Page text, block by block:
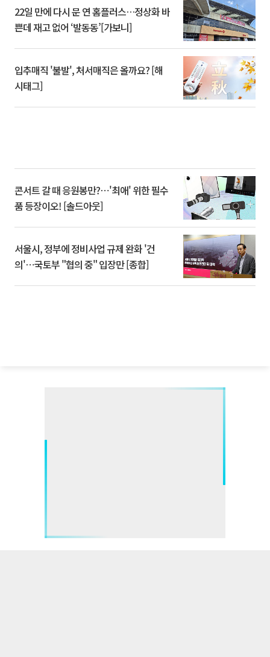
22일 만에 다시 문 연 홈플러스…정상화 바
쁜데 재고 없어 ‘발동동’[가보니]
입추매직 '불발', 처서매직은 올까요? [해
시태그]
콘서트 갈 때 응원봉만?⋯'최애' 위한 필수
품 등장이오! [솔드아웃]
서울시, 정부에 정비사업 규제 완화 '건
의'⋯국토부 "협의 중" 입장만 [종합]